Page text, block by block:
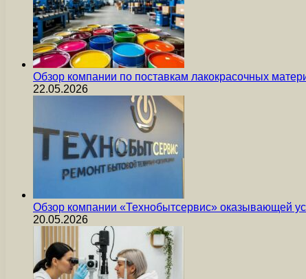
Обзор компании по поставкам лакокрасочных
22.05.2026
Обзор компании «Технобытсервис» оказывающей
20.05.2026